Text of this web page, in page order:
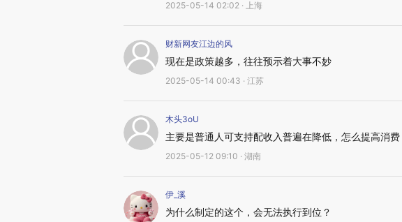
2025-05-14 02:02 · 上海
财新网友江边的风
现在是政策越多，往往预示着大事不妙
2025-05-14 00:43 · 江苏
木头3oU
主要是普通人可支持配收入普遍在降低，怎么提高消费
2025-05-12 09:10 · 湖南
伊_溪
为什么制定的这个，会无法执行到位？